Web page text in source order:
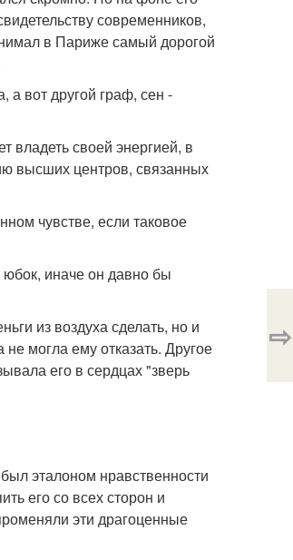
современников,
в Париже самый дорогой
а вот другой граф, сен -
владеть своей энергией, в
высших центров, связанных
чувстве, если таковое
юбок, иначе он давно бы
из воздуха сделать, но и
могла ему отказать. Другое
его в сердцах "зверь
эталоном нравственности
его со всех сторон и
эти драгоценные
⇨